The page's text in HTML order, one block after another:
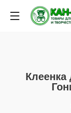
Клеенка